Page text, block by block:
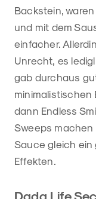
Backstein,
und mit dem
einfacher.
Unrecht, es
gab durchaus
minimalistischen
dann Endless
Sweeps
Sauce gleich ein
Effekten.
Dada Life